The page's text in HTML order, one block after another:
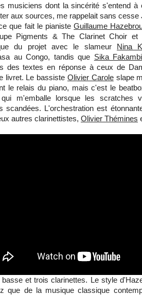
musiciens dont la sincérité s'entend à
aux sources, me rappelait sans cesse
que fait le pianisteGuillaume
Pigments & The Clarinet Choir et
du projet avec le slameur Nina
au Congo, tandis que Sika Fakambi
des textes en réponse à ceux de
livret. Le bassiste Olivier Caroleslape
le relais du piano, mais c'est le
qui m'emballe lorsque les scratches
scandées. L'orchestration est
autres clarinettistes, Olivier Thémines
basse et trois clarinettes. Le style
que de la musique classique